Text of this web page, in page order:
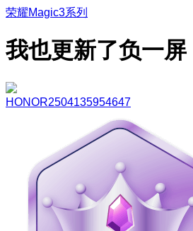
荣耀Magic3系列
我也更新了负一屏
HONOR2504135954647